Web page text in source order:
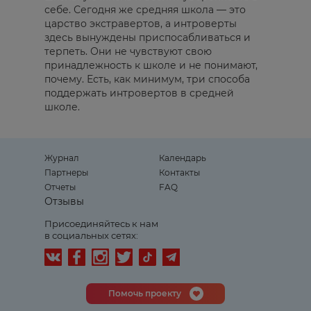
себе. Сегодня же средняя школа — это
царство экстравертов, а интроверты
здесь вынуждены приспосабливаться и
терпеть. Они не чувствуют свою
принадлежность к школе и не понимают,
почему. Есть, как минимум, три способа
поддержать интровертов в средней
школе.
Журнал
Календарь
Партнеры
Контакты
Отчеты
FAQ
Отзывы
Присоединяйтесь к нам
в социальных сетях:
Помочь проекту